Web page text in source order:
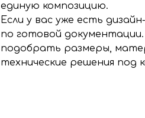
единую композицию.
Если у вас уже есть
по готовой
подобрать размеры,
технические решения под